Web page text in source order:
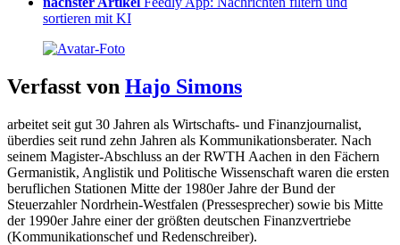
sortieren mit KI
Verfasst von Hajo Simons
arbeitet seit gut 30 Jahren als Wirtschafts- und Finanzjournalist,
überdies seit rund zehn Jahren als Kommunikationsberater. Nach
seinem Magister-Abschluss an der RWTH Aachen in den Fächern
Germanistik, Anglistik und Politische Wissenschaft waren die ersten
beruflichen Stationen Mitte der 1980er Jahre der Bund der
Steuerzahler Nordrhein-Westfalen (Pressesprecher) sowie bis Mitte
der 1990er Jahre einer der größten deutschen Finanzvertriebe
(Kommunikationschef und Redenschreiber).